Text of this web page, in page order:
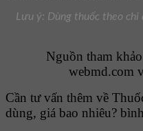
Lưu ý: Dùng thuốc theo chỉ
Nguồn tham
webmd.com
Cần tư vấn thêm về
dùng, giá bao nhiêu?